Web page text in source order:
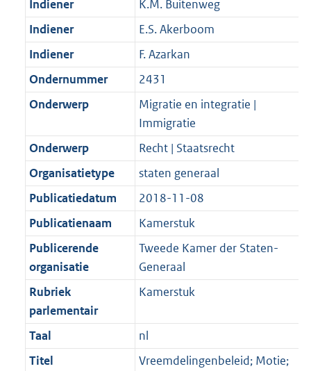
Indiener
K.M. Buitenweg
Indiener
E.S. Akerboom
Indiener
F. Azarkan
Ondernummer
2431
Onderwerp
Migratie en integratie |
Immigratie
Onderwerp
Recht | Staatsrecht
Organisatietype
staten generaal
Publicatiedatum
2018-11-08
Publicatienaam
Kamerstuk
Publicerende
organisatie
Tweede Kamer der Staten-
Generaal
Rubriek
parlementair
Kamerstuk
Taal
nl
Titel
Vreemdelingenbeleid; Motie;